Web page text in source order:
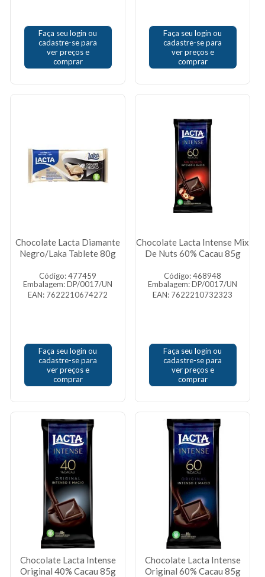
Faça seu login ou
cadastre-se para
ver preços e
comprar
Faça seu login ou
cadastre-se para
ver preços e
comprar
Chocolate Lacta Diamante
Negro/Laka Tablete 80g
Código: 477459
Embalagem: DP/0017/UN
EAN: 7622210674272
Faça seu login ou
cadastre-se para
ver preços e
comprar
Chocolate Lacta Intense Mix
De Nuts 60% Cacau 85g
Código: 468948
Embalagem: DP/0017/UN
EAN: 7622210732323
Faça seu login ou
cadastre-se para
ver preços e
comprar
Chocolate Lacta Intense
Original 40% Cacau 85g
Chocolate Lacta Intense
Original 60% Cacau 85g